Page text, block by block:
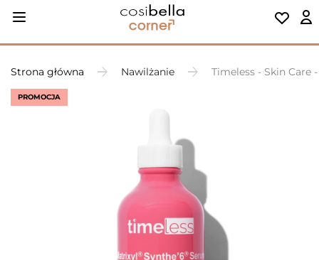
Strona główna Nawilżanie Timeless - Skin Care
PROMOCJA